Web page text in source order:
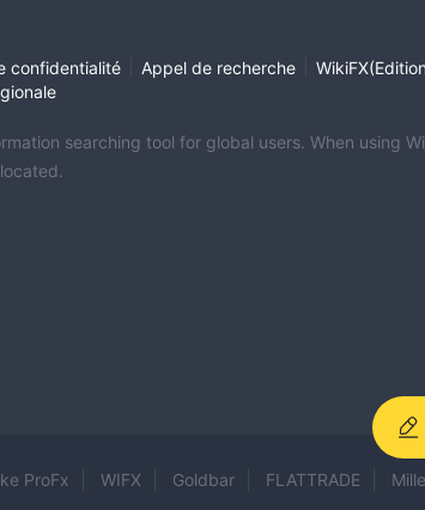
confidentialité Appel de recherche
searching tool for global users. When using
ProFx WIFX Goldbar FLATTRADE